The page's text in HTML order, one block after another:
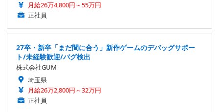
月給26万4,800円～55万円
正社員
27卒・新卒「まだ間に合う」新作ゲームのデバッグサポー
ト/未経験歓迎/バグ検出
株式会社GUM
埼玉県
月給26万2,800円～32万円
正社員